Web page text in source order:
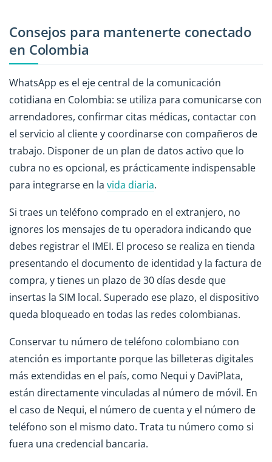
Consejos para mantenerte conectado
en Colombia
WhatsApp es el eje central de la comunicación
cotidiana en Colombia: se utiliza para comunicarse con
arrendadores, confirmar citas médicas, contactar con
el servicio al cliente y coordinarse con compañeros de
trabajo. Disponer de un plan de datos activo que lo
cubra no es opcional, es prácticamente indispensable
para integrarse en la vida diaria.
Si traes un teléfono comprado en el extranjero, no
ignores los mensajes de tu operadora indicando que
debes registrar el IMEI. El proceso se realiza en tienda
presentando el documento de identidad y la factura de
compra, y tienes un plazo de 30 días desde que
insertas la SIM local. Superado ese plazo, el dispositivo
queda bloqueado en todas las redes colombianas.
Conservar tu número de teléfono colombiano con
atención es importante porque las billeteras digitales
más extendidas en el país, como Nequi y DaviPlata,
están directamente vinculadas al número de móvil. En
el caso de Nequi, el número de cuenta y el número de
teléfono son el mismo dato. Trata tu número como si
fuera una credencial bancaria.